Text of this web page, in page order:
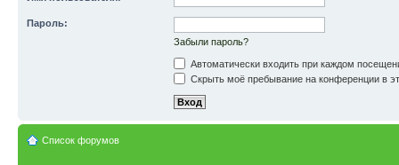
Пароль:
Забыли пароль?
Автоматически входить при каждом
Скрыть моё пребывание на конференции в
Список форумов